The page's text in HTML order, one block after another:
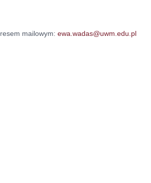
mailowym:ewa.wadas@uwm.edu.pl